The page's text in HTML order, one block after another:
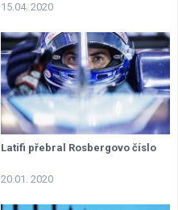
15.04. 2020
Latifi přebral Rosbergovo číslo
20.01. 2020